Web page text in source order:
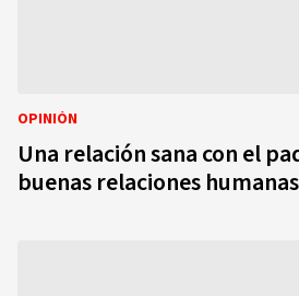
OPINIÓN
Una relación sana con el
buenas relaciones humanas